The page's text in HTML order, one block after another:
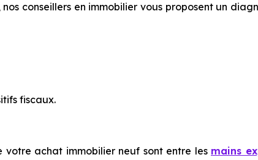
conseillers en immobilier vous proposent un
fiscaux.
votre achat immobilier neuf sont entre les mains